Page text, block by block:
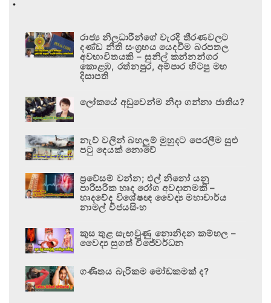
රාජ්‍ය නිලධාරීන්ගේ වැරදි තීරණවලට
දණ්ඩ නීති සංග්‍රහය යෙදවීම බරපතල
අවභාවිතයකි – සුනිල් කන්නන්ගර
කොළඹ, රත්නපුර, අම්පාර හිටපු මහ
දිසාපති
ලෝකයේ අඩුවෙන්ම නිදා ගන්නා ජාතිය?
නැව් වලින් බහලුම් මුහුදට පෙරලීම සුළු
පටු දෙයක් නොවේ
ප්‍රවේසම් වන්න; එල් නිනෝ යනු
පාරිසරික හෘද රෝග අවදානමකි –
හෘදවේද විශේෂඥ වෛද්‍ය මහාචාර්ය
නාමල් විජයසිංහ
කුස තුළ සැඟවුණු නොනිදන කම්හල –
වෛද්‍ය සුගත් විජේවර්ධන
ගණිතය බැරිකම මෝඩකමක් ද?